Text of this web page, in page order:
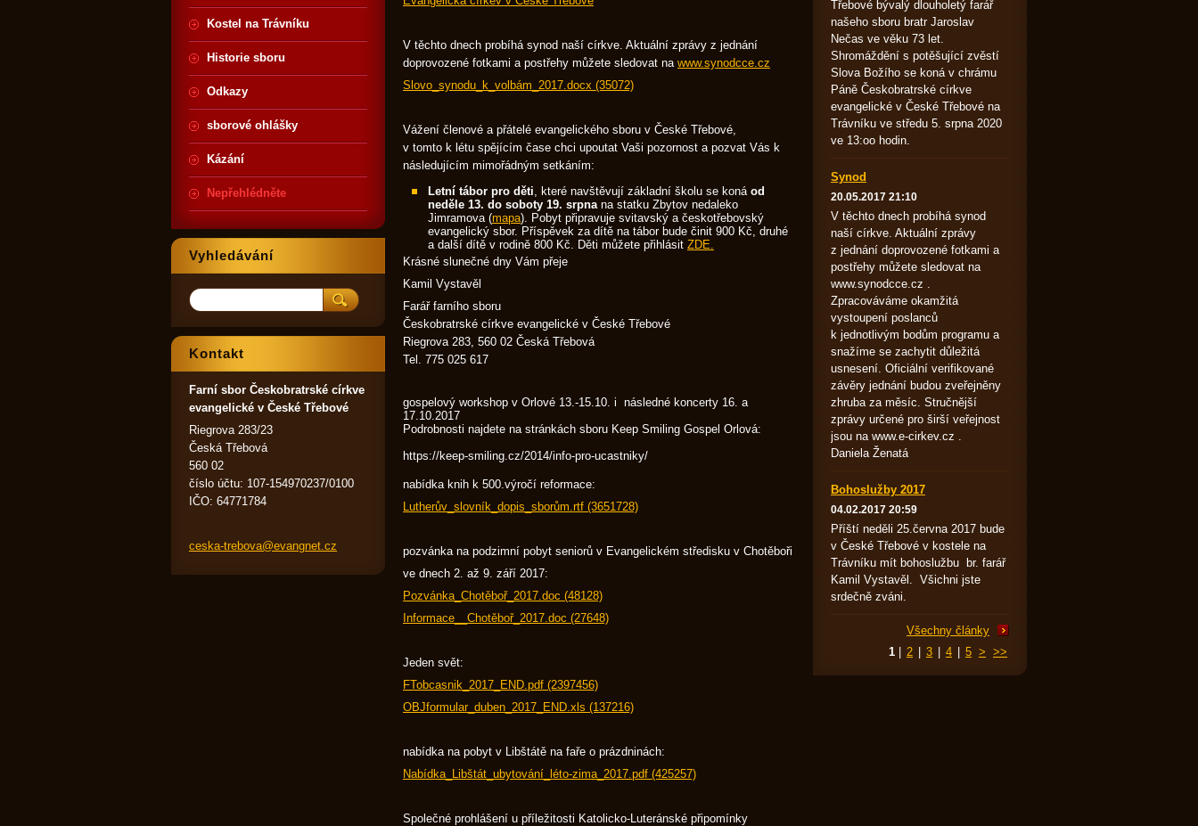
V těchto dnech probíhá synod naší církve. Aktuální zprávy z jednání
doprovozené fotkami a postřehy můžete sledovat na www.synodcce.cz
Slovo_synodu_k_volbám_2017.docx (35072)
Vážení členové a přátelé evangelického sboru v České Třebové,
v tomto k létu spějícím čase chci upoutat Vaši pozornost a pozvat Vás k
následujícím mimořádným setkáním:
Letní tábor pro děti, které navštěvují základní školu se koná od
neděle 13. do soboty 19. srpna na statku Zbytov nedaleko
Jimramova (mapa). Pobyt připravuje svitavský a českotřebovský
evangelický sbor. Příspěvek za dítě na tábor bude činit 900 Kč, druhé
a další dítě v rodině 800 Kč. Děti můžete přihlásit ZDE.
Krásné slunečné dny Vám přeje
Kamil Vystavěl
Farář farního sboru
Českobratrské církve evangelické v České Třebové
Riegrova 283, 560 02 Česká Třebová
Tel. 775 025 617
gospelový workshop v Orlové 13.-15.10. i následné koncerty 16. a
17.10.2017
Podrobnosti najdete na stránkách sboru Keep Smiling Gospel Orlová:
https://keep-smiling.cz/2014/info-pro-ucastniky/
nabídka knih k 500.výročí reformace:
Lutherův_slovník_dopis_sborům.rtf (3651728)
pozvánka na podzimní pobyt seniorů v Evangelickém středisku v Chotěboři
ve dnech 2. až 9. září 2017:
Pozvánka_Chotěboř_2017.doc (48128)
Informace__Chotěboř_2017.doc (27648)
Jeden svět:
FTobcasnik_2017_END.pdf (2397456)
OBJformular_duben_2017_END.xls (137216)
nabídka na pobyt v Libštátě na faře o prázdninách:
Nabídka_Libštát_ubytování_léto-zima_2017.pdf (425257)
Společné prohlášení u příležitosti Katolicko-Luteránské připomínky
Třebové bývalý dlouholetý farář
našeho sboru bratr Jaroslav
Nečas ve věku 73 let.
Shromáždění s potěšující zvěstí
Slova Božího se koná v chrámu
Páně Českobratrské církve
evangelické v České Třebové na
Trávníku ve středu 5. srpna 2020
ve 13:oo hodin.
Synod
20.05.2017 21:10
V těchto dnech probíhá synod
naší církve. Aktuální zprávy
z jednání doprovozené fotkami a
postřehy můžete sledovat na
www.synodcce.cz .
Zpracováváme okamžitá
vystoupení poslanců
k jednotlivým bodům programu a
snažíme se zachytit důležitá
usnesení. Oficiální verifikované
závěry jednání budou zveřejněny
zhruba za měsíc. Stručnější
zprávy určené pro širší veřejnost
jsou na www.e-cirkev.cz .
Daniela Ženatá
Bohoslužby 2017
04.02.2017 20:59
Příští neděli 25.června 2017 bude
v České Třebové v kostele na
Trávníku mít bohoslužbu br. farář
Kamil Vystavěl. Všichni jste
srdečně zváni.
Všechny články
1
2 3 4 5 > >>
Kostel na Trávníku
Historie sboru
Odkazy
sborové ohlášky
Kázání
Nepřehlédněte
Vyhledávání
Kontakt
Farní sbor Českobratrské církve
evangelické v České Třebové
Riegrova 283/23
Česká Třebová
560 02
číslo účtu: 107-154970237/0100
IČO: 64771784
ceska-trebova@evangnet.cz